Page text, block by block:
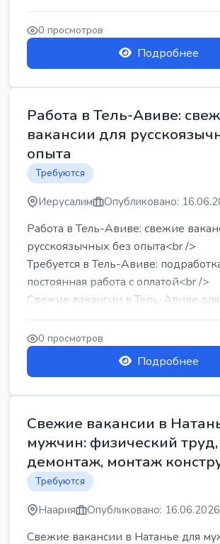
0 просмотров
Подробнее
Работа в Тель-Авиве:
вакансии для
опыта
Требуются
Иерусалим Опубликовано:
Работа в Тель-Авиве: свежие
русскоязычных без опыта<br />
Требуется в Тель-Авиве:
постоянная работа с оплатой<br />
Свежие вакансии в Тель-Авиве
женщин от хозя...
0 просмотров
Подробнее
Свежие вакансии в
мужчин: физический труд,
демонтаж, монтаж
Требуются
Наария Опубликовано: 16.06.2026
Свежие вакансии в Натанье для